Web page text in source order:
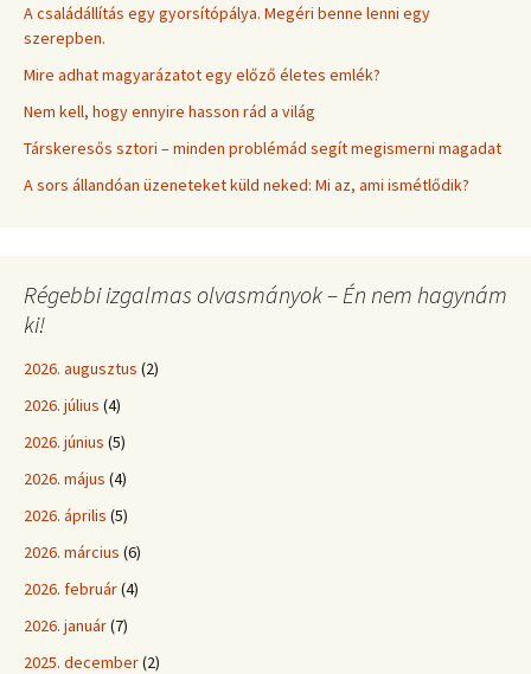
A családállítás egy gyorsítópálya. Megéri benne lenni egy
szerepben.
Mire adhat magyarázatot egy előző életes emlék?
Nem kell, hogy ennyire hasson rád a világ
Társkeresős sztori – minden problémád segít megismerni magadat
A sors állandóan üzeneteket küld neked: Mi az, ami ismétlődik?
Régebbi izgalmas olvasmányok – Én nem hagynám
ki!
2026. augusztus (2)
2026. július (4)
2026. június (5)
2026. május (4)
2026. április (5)
2026. március (6)
2026. február(4)
2026. január(7)
2025. december(2)